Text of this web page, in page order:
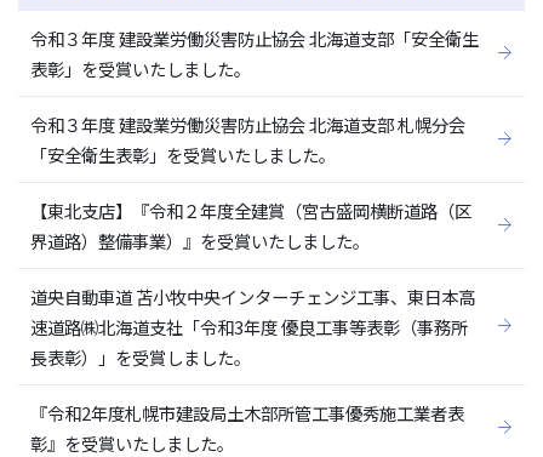
令和３年度 建設業労働災害防止協会 北海道支部「安全衛生
表彰」を受賞いたしました。
令和３年度 建設業労働災害防止協会 北海道支部 札幌分会
「安全衛生表彰」を受賞いたしました。
【東北支店】『令和２年度全建賞（宮古盛岡横断道路（区
界道路）整備事業）』を受賞いたしました。
道央自動車道 苫小牧中央インターチェンジ工事、東日本高
速道路㈱北海道支社「令和3年度 優良工事等表彰（事務所
長表彰）」を受賞しました。
『令和2年度札幌市建設局土木部所管工事優秀施工業者表
彰』を受賞いたしました。